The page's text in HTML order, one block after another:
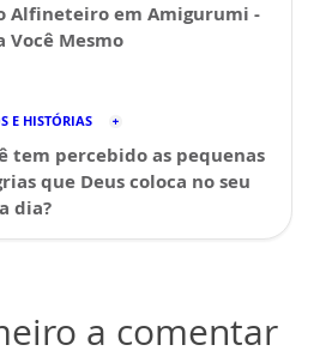
Alfineteiro em Amigurumi -
Você Mesmo
E HISTÓRIAS
tem percebido as pequenas
que Deus coloca no seu
dia?
a comentar